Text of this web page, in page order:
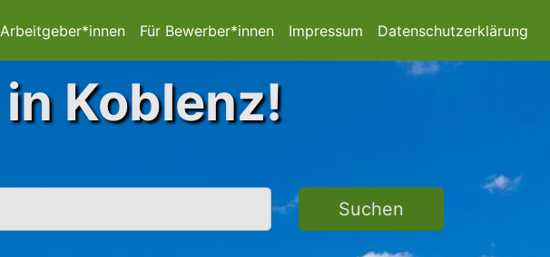
Für Bewerber*innen Impressum Datenschutzerklärung
Koblenz!
Suchen